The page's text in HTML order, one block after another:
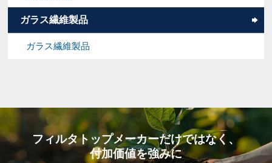
ガラス繊維製品
ガラス繊維製品
フィルタトップメーカーだけではなく、
付加価値を強みに